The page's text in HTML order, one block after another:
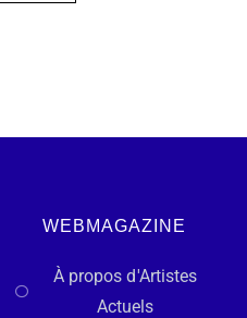
WEBMAGAZINE
À propos d'Artistes
Actuels